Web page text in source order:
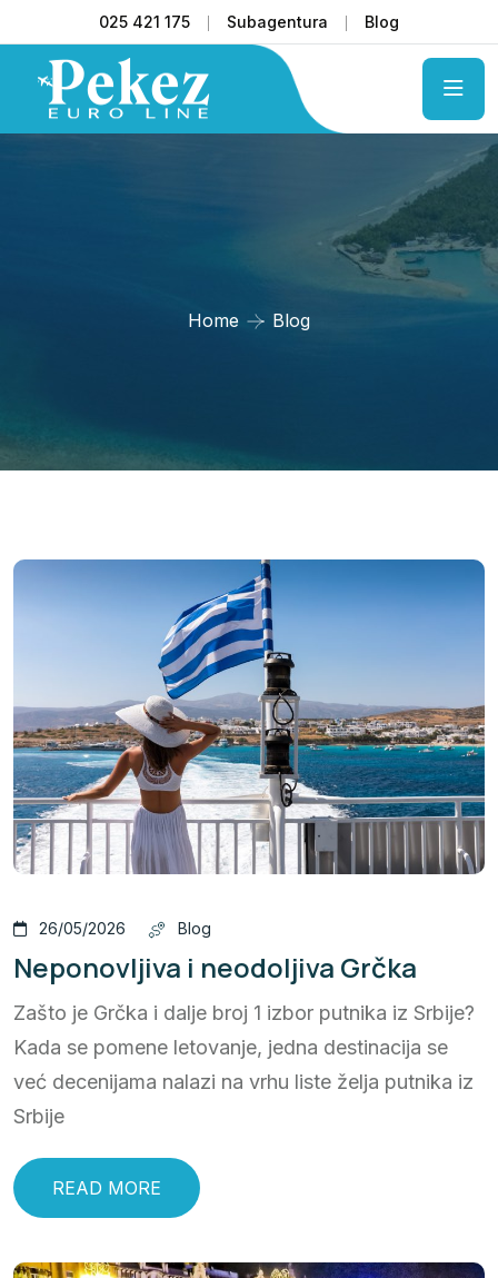
025 421 175 Subagentura Blog
Home Blog
26/05/2026 Blog
Neponovljiva i neodoljiva Grčka
Zašto je Grčka i dalje broj 1 izbor putnika iz Srbije?
Kada se pomene letovanje, jedna destinacija se
već decenijama nalazi na vrhu liste želja putnika iz
Srbije
READ MORE